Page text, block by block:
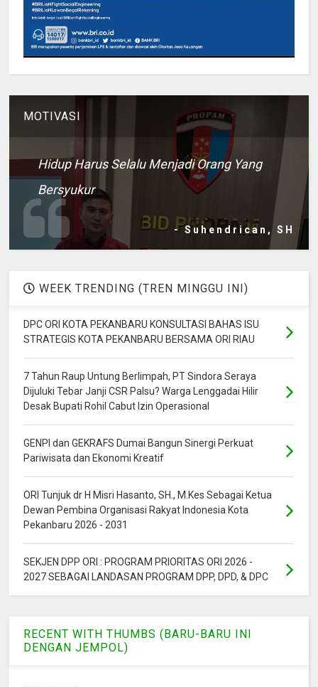
MOTIVASI
Hidup Harus Selalu Menjadi Orang Yang
Bersyukur
- Suhendrican, SH
WEEK TRENDING (TREN MINGGU INI)
DPC ORI KOTA PEKANBARU KONSULTASI BAHAS ISU
STRATEGIS KOTA PEKANBARU BERSAMA ORI RIAU
7 Tahun Raup Untung Berlimpah, PT Sindora Seraya
Dijuluki Tebar Janji CSR Palsu? Warga Lenggadai Hilir
Desak Bupati Rohil Cabut Izin Operasional
GENPI dan GEKRAFS Dumai Bangun Sinergi Perkuat
Pariwisata dan Ekonomi Kreatif
ORI Tunjuk dr H Misri Hasanto, SH., M.Kes Sebagai Ketua
Dewan Pembina Organisasi Rakyat Indonesia Kota
Pekanbaru 2026 - 2031
SEKJEN DPP ORI : PROGRAM PRIORITAS ORI 2026 -
2027 SEBAGAI LANDASAN PROGRAM DPP, DPD, & DPC
RECENT WITH THUMBS (BARU-BARU INI
DENGAN JEMPOL)